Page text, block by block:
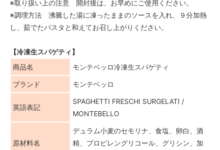
※取り扱い上の注意 開封後は、お早めにご使用ください。
※調理方法 沸騰した湯に凍ったままのソースを入れ、９分加熱
し、茹でたパスタと和えてお召し上がりください。
【冷凍生スパゲティ】
商品名
モンテベッロ冷凍生スパゲティ
ブランド モンテベッロ
英語表記
SPAGHETTI FRESCHI SURGELATI /
MONTEBELLO
原材料名
デュラム小麦のセモリナ、食塩、卵白、酒
精、プロピレングリコール、グリシン、加